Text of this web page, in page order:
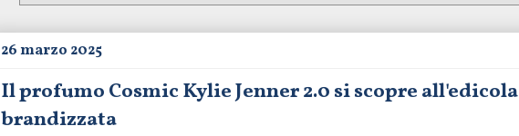
26 marzo 2025
Il profumo Cosmic Kylie Jenner 2.0 si scopre all'edicola
brandizzata